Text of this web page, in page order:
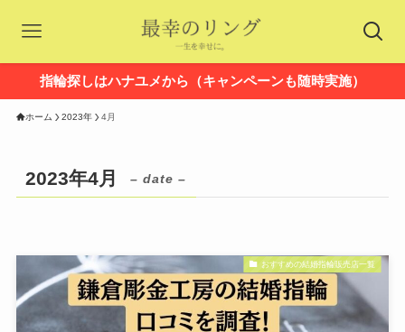
指輪探しはハナユメから（キャンペーンも随時実施）
ホーム 2023年 4月
2023年4月 – date –
おすすめの結婚指輪販売店一覧